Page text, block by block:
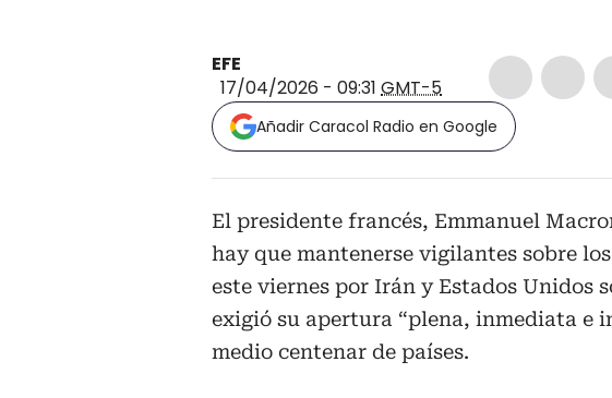
EFE
17/04/2026 - 09:31 GMT-5
Añadir Caracol Radio en Google
El presidente francés, Emmanuel
hay que mantenerse vigilantes sobre
este viernes por Irán y Estados Unidos
exigió su apertura “plena, inmediata e
medio centenar de países.